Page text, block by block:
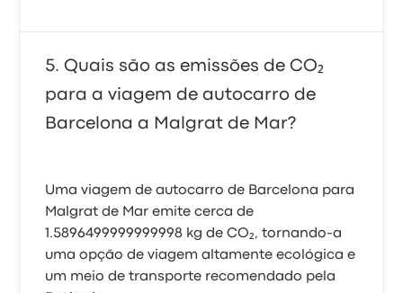
Quais são as emissões de CO₂
para a viagem de autocarro de
Barcelona a Malgrat de Mar?
Uma viagem de autocarro de Barcelona para
Malgrat de Mar emite cerca de
1.5896499999999998 kg de CO₂, tornando-a
uma opção de viagem altamente ecológica e
um meio de transporte recomendado pela